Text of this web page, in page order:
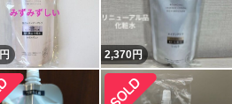
円 2,370円